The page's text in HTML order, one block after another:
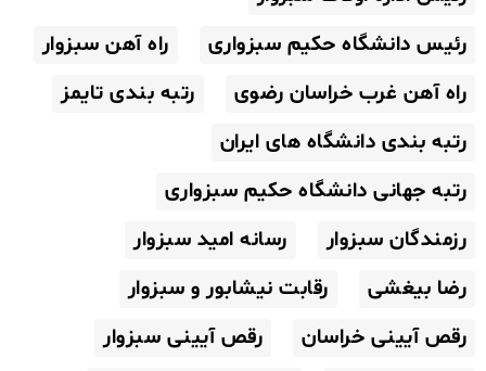
رئیس دانشگاه حکیم سبزواری
راه آهن سبزوار
راه آهن غرب خراسان رضوی
رتبه بندی تایمز
رتبه بندی دانشگاه های ایران
رتبه جهانی دانشگاه حکیم سبزواری
رزمندگان سبزوار
رسانه امید سبزوار
رضا بیغشی
رقابت نیشابور و سبزوار
رقص آیینی خراسان
رقص آیینی سبزوار